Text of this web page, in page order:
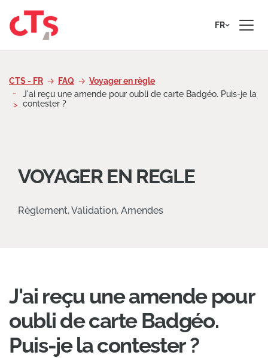
FR
CTS - FR FAQ
Voyager en règle
J'ai reçu une amende pour oubli de carte Badgéo. Puis-je la
contester ?
VOYAGER EN REGLE
Règlement, Validation, Amendes
J'ai reçu une amende pour
oubli de carte Badgéo.
Puis-je la contester ?